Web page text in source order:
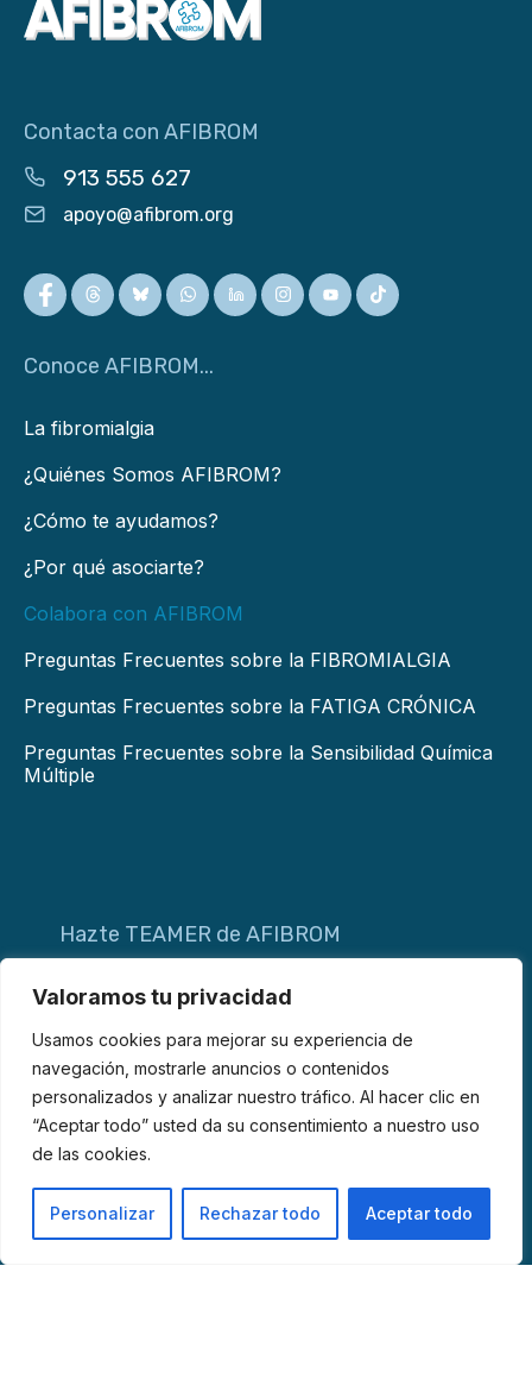
Valoramos tu privacidad
Usamos cookies para mejorar su experiencia de
navegación, mostrarle anuncios o contenidos
personalizados y analizar nuestro tráfico. Al hacer clic en
“Aceptar todo” usted da su consentimiento a nuestro uso
de las cookies.
Personalizar Rechazar todo Aceptar todo
Contacta con AFIBROM
913 555 627
apoyo@afibrom.org
Conoce AFIBROM...
La fibromialgia
¿Quiénes Somos AFIBROM?
¿Cómo te ayudamos?
¿Por qué asociarte?
Colabora con AFIBROM
Preguntas Frecuentes sobre la FIBROMIALGIA
Preguntas Frecuentes sobre la FATIGA CRÓNICA
Preguntas Frecuentes sobre la Sensibilidad Química
Múltiple
Hazte TEAMER de AFIBROM